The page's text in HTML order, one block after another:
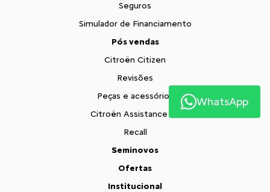
Seguros
Simulador de Financiamento
Pós vendas
Citroën Citizen
Revisões
Peças e acessórios
Citroën Assistance XL
Recall
Seminovos
Ofertas
Institucional
WhatsApp